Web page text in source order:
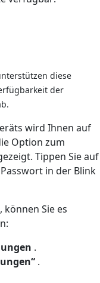
diese
der
wird Ihnen auf
Option zum
Tippen Sie auf
in der Blink
können Sie es
.
.